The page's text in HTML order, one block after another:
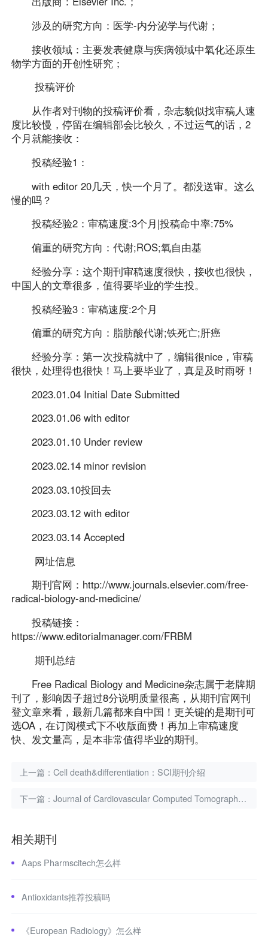
涉及的研究方向：医学-内分泌学与代谢；
接收领域：主要发表健康与疾病领域中氧化还原生
物学方面的开创性研究；
投稿评价
从作者对刊物的投稿评价看，杂志貌似找审稿人速
度比较慢，停留在编辑部会比较久，不过运气的话，2
个月就能接收：
投稿经验1：
with editor 20几天，快一个月了。都没送审。这么
慢的吗？
投稿经验2：审稿速度:3个月|投稿命中率:75%
偏重的研究方向：代谢;ROS;氧自由基
经验分享：这个期刊审稿速度很快，接收也很快，
中国人的文章很多，值得要毕业的学生投。
投稿经验3：审稿速度:2个月
偏重的研究方向：脂肪酸代谢;铁死亡;肝癌
经验分享：第一次投稿就中了，编辑很nice，审稿
很快，处理得也很快！马上要毕业了，真是及时雨呀！
2023.01.04 Initial Date Submitted
2023.01.06 with editor
2023.01.10 Under review
2023.02.14 minor revision
2023.03.10投回去
2023.03.12 with editor
2023.03.14 Accepted
网址信息
期刊官网：http://www.journals.elsevier.com/free-
radical-biology-and-medicine/
投稿链接：
https://www.editorialmanager.com/FRBM
期刊总结
Free Radical Biology and Medicine杂志属于老牌期
刊了，影响因子超过8分说明质量很高，从期刊官网刊
登文章来看，最新几篇都来自中国！更关键的是期刊可
选OA，在订阅模式下不收版面费！再加上审稿速度
快、发文量高，是本非常值得毕业的期刊。
上一篇：Cell death&differentiation：SCI期刊介绍
下一篇：Journal of Cardiovascular Computed Tomography：SCI期刊介绍
相关期刊
Aaps Pharmscitech怎么样
Antioxidants推荐投稿吗
《European Radiology》怎么样